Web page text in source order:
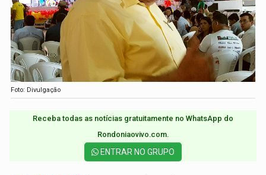
Foto: Divulgação
Receba todas as notícias gratuitamente no WhatsApp do
Rondoniaovivo.com.​
ENTRAR NO GRUPO